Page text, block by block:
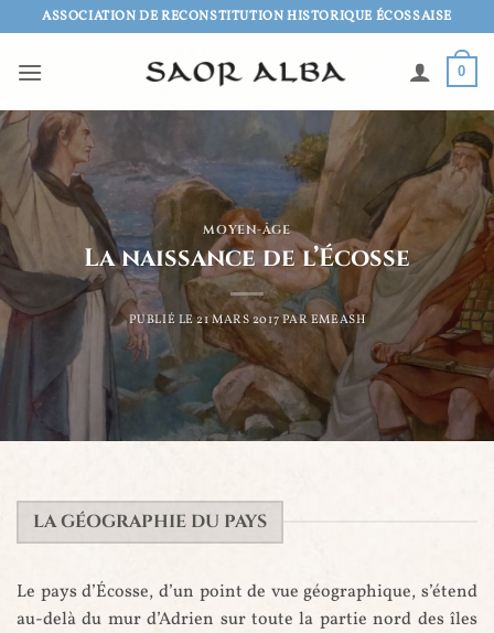
Passer
au
contenu
ASSOCIATION DE RECONSTITUTION HISTORIQUE ÉCOSSAISE
0
MOYEN-ÂGE
La naissance de l’Écosse
PUBLIÉ LE21 MARS 2017PAREMEASH
LA GÉOGRAPHIE DU PAYS
Le pays d’Écosse, d’un point de vue géographique, s’étend
au-delà du mur d’Adrien sur toute la partie nord des îles